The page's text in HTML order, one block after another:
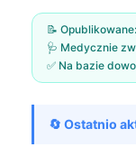
📝 Opublikowane:
🩺 Medycznie
✅ Na bazie
🔄 Ostatnio